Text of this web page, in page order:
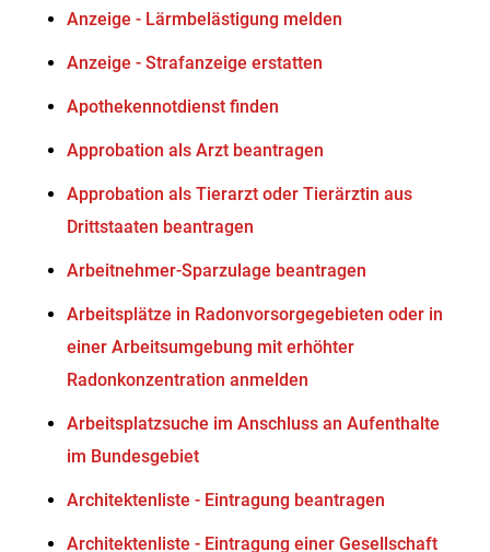
Anzeige - Lärmbelästigung melden
Anzeige - Strafanzeige erstatten
Apothekennotdienst finden
Approbation als Arzt beantragen
Approbation als Tierarzt oder Tierärztin aus
Drittstaaten beantragen
Arbeitnehmer-Sparzulage beantragen
Arbeitsplätze in Radonvorsorgegebieten oder in
einer Arbeitsumgebung mit erhöhter
Radonkonzentration anmelden
Arbeitsplatzsuche im Anschluss an Aufenthalte
im Bundesgebiet
Architektenliste - Eintragung beantragen
Architektenliste - Eintragung einer Gesellschaft